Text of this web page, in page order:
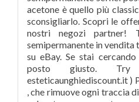
acetone è quello più
sconsigliarlo. Scopri le
nostri negozi partner!
semipermanente in vendita
su eBay. Se stai
posto giusto.
esteticaunghiediscount.it )
, che rimuove ogni traccia